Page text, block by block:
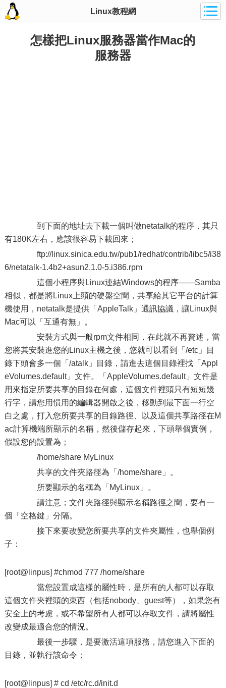
Linux教程網
怎樣把Linux服務器當作Mac的
服務器
到下面的地址去下載一個叫做netatalk的程序，其只
有180K左右，應該很容易下載回來；
ftp://linux.sinica.edu.tw/pub1/redhat/contrib/libc5/i38
6/netatalk-1.4b2+asun2.1.0-5.i386.rpm
這個小程序與Linux連結Windows的程序——Samba
相似，都是將Linux上頭的硬盤空間，共享給其它平台的計算
機使用，netatalk是提供「AppleTalk」通訊協議，讓Linux與
Mac可以「互通有無」。
安裝方式與一般rpm文件相同，在此就不再贅述，當
您將其安裝進您的Linux主機之後，您就可以看到「/etc」目
錄下頭會多一個「/atalk」目錄，請進去這個目錄裡找「Appl
eVolumes.default」文件。「AppleVolumes.default」文件是
用來指定所要共享的目錄在何處，這個文件裡頭只有短短幾
行字，請您用慣用的編輯器開啟之後，移動到最下面一行空
白之處，打入您所要共享的目錄路徑、以及這個共享路徑在M
ac計算機端所顯示的名稱，然後儲存起來，下頭舉個實例，
假設您的設置為；
/home/share MyLinux
共享的文件夾路徑為「/home/share」。
所要顯示的名稱為「MyLinux」。
請注意；文件夾路徑與顯示名稱路徑之間，要有一
個「空格鍵」分隔。
接下來要改變您所要共享的文件夾屬性，也舉個例
子：
[root@linpus] #chmod 777 /home/share
當您設置成這樣的屬性時，是所有的人都可以存取
這個文件夾裡頭的東西（包括nobody、guest等），如果您有
安全上的考慮，或不希望所有人都可以存取文件，請將屬性
改變成最適合您的情況。
最後一步驟，是要激活這項服務，請您進入下面的
目錄，並執行該命令；
[root@linpus] # cd /etc/rc.d/init.d